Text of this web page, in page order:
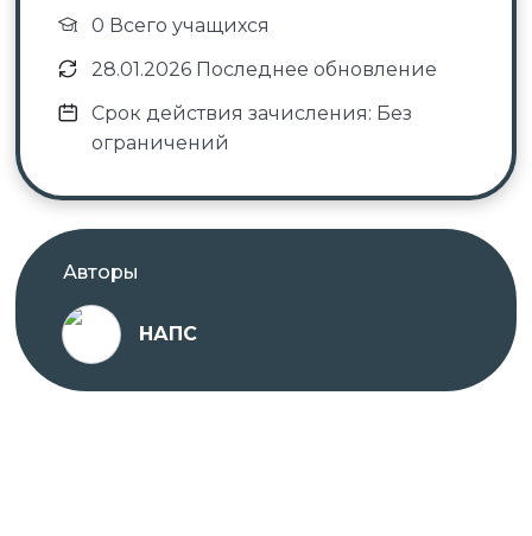
0 Всего учащихся
28.01.2026 Последнее обновление
Срок действия зачисления: Без
ограничений
Авторы
НАПС